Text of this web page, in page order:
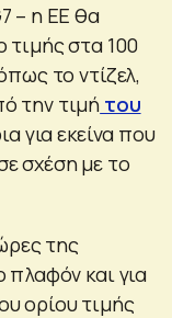
– η ΕΕ θα
τιμής στα 100
το ντίζελ,
την τιμή του
για εκείνα που
σχέση με το
της
πλαφόν και για
ορίου τιμής